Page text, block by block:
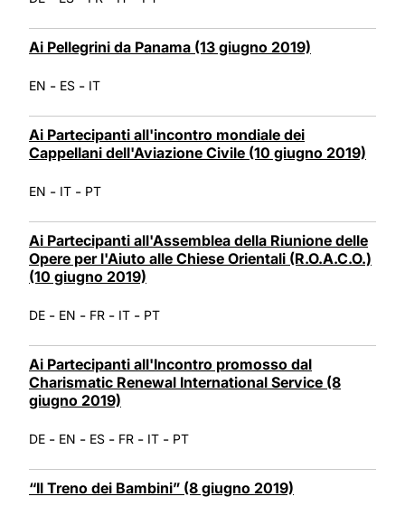
Ai Pellegrini da Panama (13 giugno 2019)
EN - ES - IT
Ai Partecipanti all'incontro mondiale dei
Cappellani dell'Aviazione Civile (10 giugno 2019)
EN - IT - PT
Ai Partecipanti all'Assemblea della Riunione delle
Opere per l'Aiuto alle Chiese Orientali (R.O.A.C.O.)
(10 giugno 2019)
DE - EN - FR - IT - PT
Ai Partecipanti all'Incontro promosso dal
Charismatic Renewal International Service (8
giugno 2019)
DE - EN - ES - FR - IT - PT
“Il Treno dei Bambini” (8 giugno 2019)